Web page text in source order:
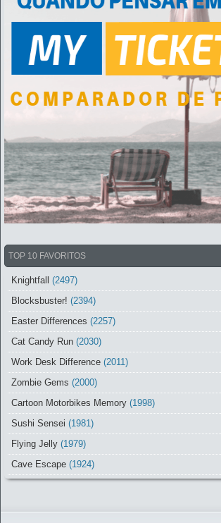
TOP 10 FAVORITOS
Knightfall (2497)
Blocksbuster! (2394)
Easter Differences (2257)
Cat Candy Run (2030)
Work Desk Difference (2011)
Zombie Gems (2000)
Cartoon Motorbikes Memory (1998)
Sushi Sensei (1981)
Flying Jelly (1979)
Cave Escape (1924)